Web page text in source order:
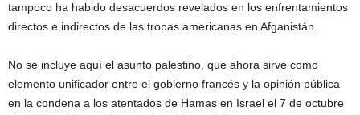
tampoco ha habido desacuerdos revelados en los enfrentamientos
directos e indirectos de las tropas americanas en Afganistán.
No se incluye aquí el asunto palestino, que ahora sirve como
elemento unificador entre el gobierno francés y la opinión pública
en la condena a los atentados de Hamas en Israel el 7 de octubre